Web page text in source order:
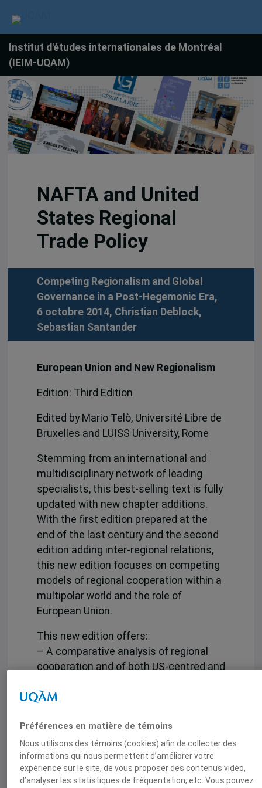
Institut d'études internationales de Montréal
(IEIM-UQAM)
NAFTA and United
States Regional
Trade Policy
Competing Regionalism and Global
Governance in a Post-Hegemonic Era,
6 octobre 2014, Christian Deblock,
Sebastian Santander
European Union and New Regionalism
Edition: Third Edition
Edited by Mario Telò, Université Libre de
Bruxelles and LUISS University, Rome
Stemming from an international and
multidisciplinary network of leading
specialists, this best-selling text is fully
updated with new chapter additions.
With the first edition prepared at the
end of the last century and the second
edition adding inter-regional relations,
this new edition focuses on competing
models of regional cooperation within a
multipolar world and the role of
European Union.
This new edition offers:
– A comparative analysis of regional
cooperation and of both US-centred and
– A fresh exploration of key issues of
the potential for world economic and
political governance through regional
cooperation, notably in hard times.
– A vigorous response to conventional
Préférences en matière de témoins
Nous utilisons des témoins (cookies) afin de collecter des
informations qui nous permettent d’améliorer votre
expérience sur le site, de vous proposer des contenus vidéo,
d’analyser les statistiques de fréquentation, etc. Vous pouvez